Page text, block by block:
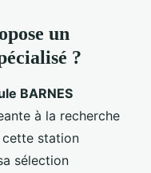
un
?
BARNES
à la recherche
station
sélection